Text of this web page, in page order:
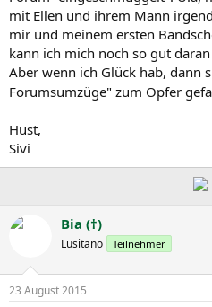
mit Ellen und ihrem Mann
mir und meinem ersten
kann ich mich noch so gut
Aber wenn ich Glück hab, dann
Forumsumzüge" zum Opfer
Hust,
Sivi
Bia (†)
Lusitano Teilnehmer
23 August 2015